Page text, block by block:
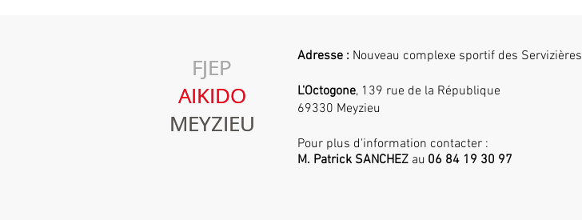
FJEP
AIKIDO
MEYZIEU
FJEP
AIKIDO
MEYZIEU
Adresse : Nouveau complexe sportif des Servizières
L'Octogone, 139 rue de la République
69330 Meyzieu
Pour plus d'information contacter :
M. Patrick SANCHEZ au 06 84 19 30 97